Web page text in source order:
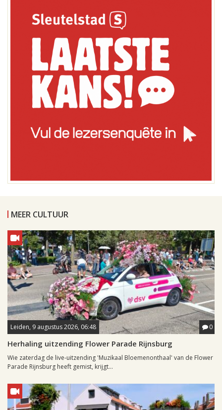
MEER CULTUUR
Leiden, 9 augustus 2026, 06:48 0
Herhaling uitzending Flower Parade Rijnsburg
Wie zaterdag de live-uitzending 'Muzikaal Bloemenonthaal' van de Flower
Parade Rijnsburg heeft gemist, krijgt...